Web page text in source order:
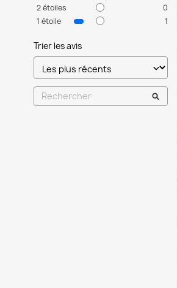
2étoiles
0
1 étoile 1
Trier les avis